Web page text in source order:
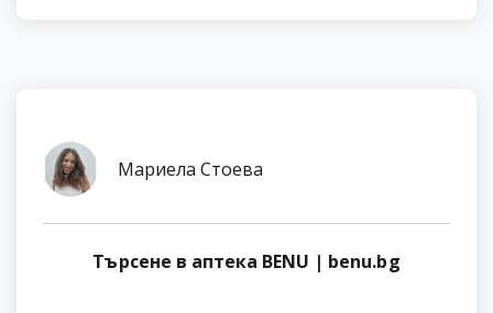
Мариела Стоева
Търсене в аптека BENU | benu.bg